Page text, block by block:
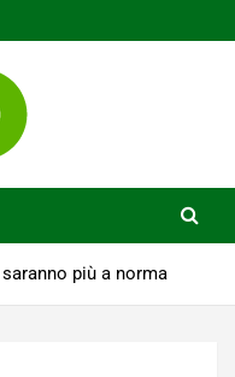
più a norma